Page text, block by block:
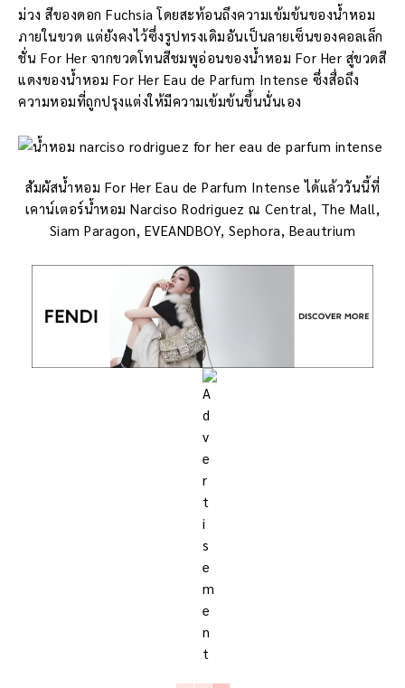
ม่วง สีของดอก Fuchsia โดยสะท้อนถึงความเข้มข้นของน้ำหอม
ภายในขวด แต่ยังคงไว้ซึ่งรูปทรงเดิมอันเป็นลายเซ็นของคอลเล็ก
ชั่น For Her จากขวดโทนสีชมพูอ่อนของน้ำหอม For Her สู่ขวดสี
แดงของน้ำหอม For Her Eau de Parfum Intense ซึ่งสื่อถึง
ความหอมที่ถูกปรุงแต่งให้มีความเข้มข้นขึ้นนั่นเอง
สัมผัสน้ำหอม For Her Eau de Parfum Intense ได้แล้ววันนี้ที่
เคาน์เตอร์น้ำหอม Narciso Rodriguez ณ Central, The Mall,
Siam Paragon, EVEANDBOY, Sephora, Beautrium